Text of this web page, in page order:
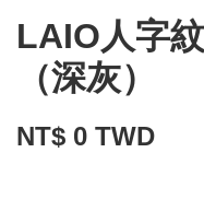
LAIO人字
（深灰）
NT$ 0 TWD